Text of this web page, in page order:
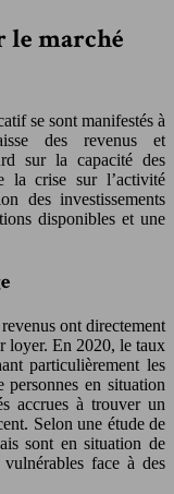
le marché
se sont manifestés à
des revenus et
sur la capacité des
la crise sur l’activité
des investissements
disponibles et une
ont directement
loyer. En 2020, le taux
particulièrement les
en situation
accrues à trouver un
Selon une étude de
sont en situation de
face à des